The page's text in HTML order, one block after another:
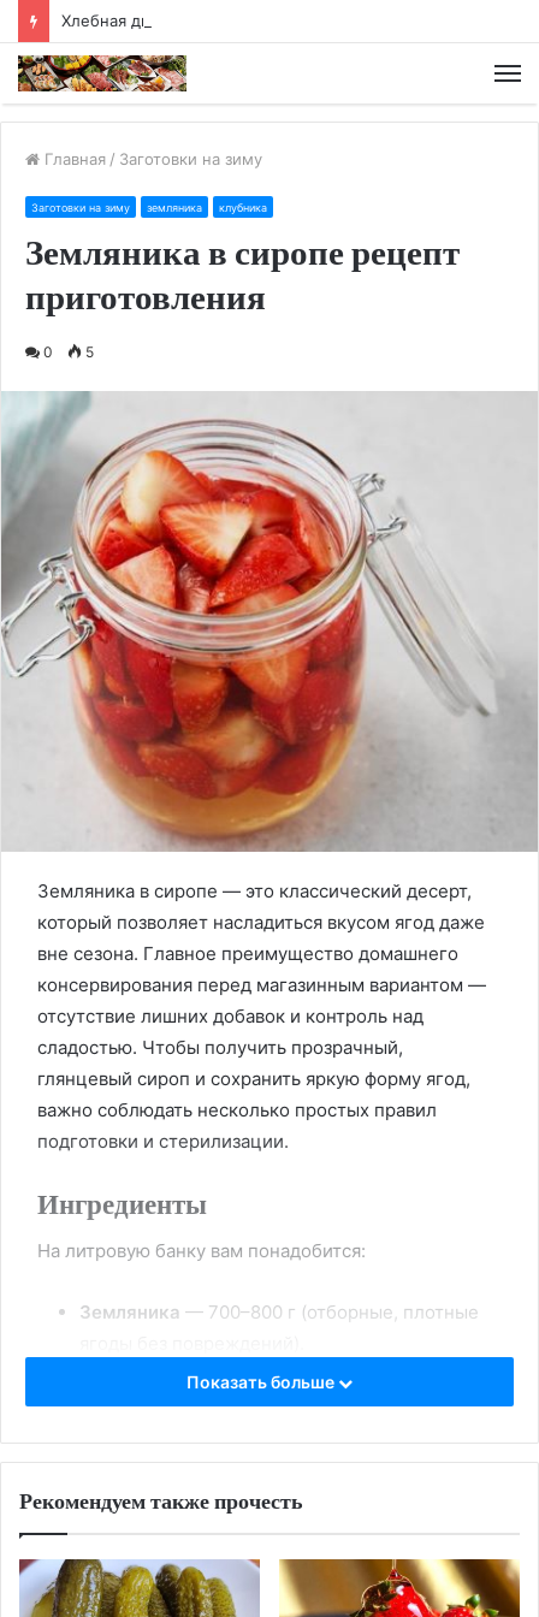
Хлебная диета
Главная / Заготовки на зиму
Заготовки на зиму земляника клубника
Земляника в сиропе рецепт
приготовления
0 5
Земляника в сиропе — это классический десерт,
который позволяет насладиться вкусом ягод даже
вне сезона. Главное преимущество домашнего
консервирования перед магазинным вариантом —
отсутствие лишних добавок и контроль над
сладостью. Чтобы получить прозрачный,
глянцевый сироп и сохранить яркую форму ягод,
важно соблюдать несколько простых правил
подготовки и стерилизации.
Ингредиенты
На литровую банку вам понадобится:
Земляника — 700–800 г (отборные, плотные
— 1 литр.
желаемой сладости и кислинки ягод).
желанию, для усиления вкуса и сохранения
Приготовление
Показать больше
Рекомендуем также прочесть